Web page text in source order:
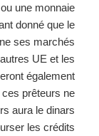
une monnaie
donné que le
ses marchés
UE et les
également
ces prêteurs ne
aura le dinars
les crédits